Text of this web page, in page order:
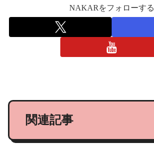
NAKARをフォローする
関連記事